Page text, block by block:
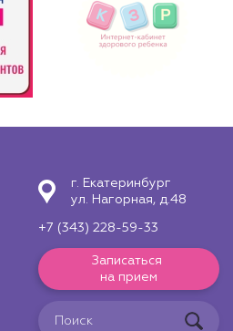
г. Екатеринбург
ул. Нагорная, д.48
+7 (343) 228-59-33
Записаться
на прием